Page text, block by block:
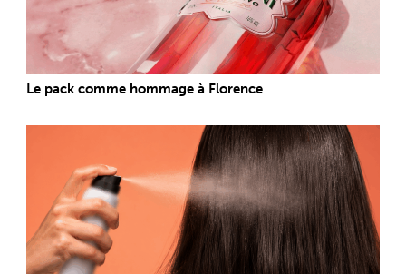
Le pack comme hommage à Florence